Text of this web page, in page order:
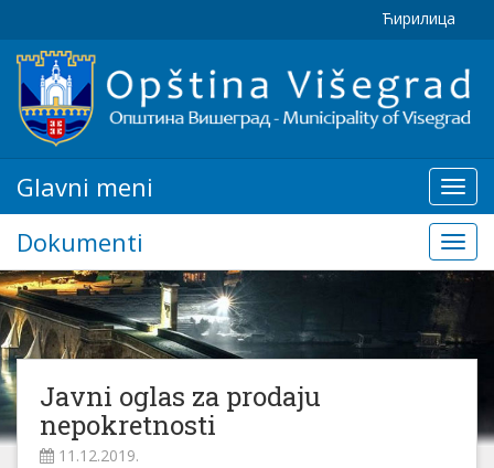
Ћирилица
Glavni
meni
Glavni meni
Dokumenti
Javni oglas za prodaju
nepokretnosti
11.12.2019.